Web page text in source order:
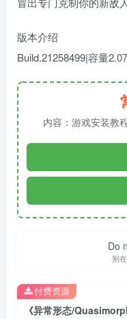
版本介绍
Build.21258499|容量
内容：游戏安装教
Do
别
付费资源